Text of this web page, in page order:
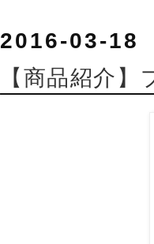
2016-03-18
【商品紹介